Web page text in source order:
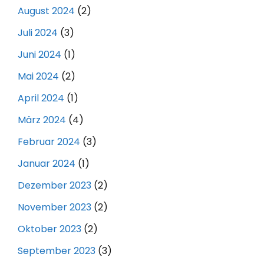
August 2024 (2)
Juli 2024 (3)
Juni 2024 (1)
Mai 2024 (2)
April 2024 (1)
März 2024 (4)
Februar 2024 (3)
Januar 2024 (1)
Dezember 2023 (2)
November 2023 (2)
Oktober 2023 (2)
September 2023 (3)